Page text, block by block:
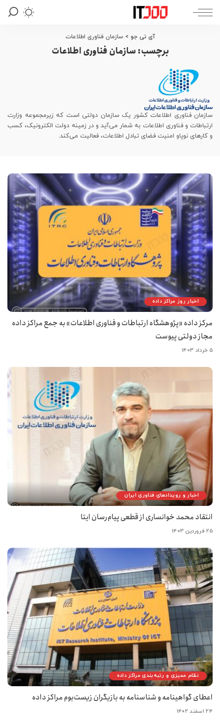
آی تی جو >سازمان فناوری اطلاعات
برچسب:سازمان فناوری اطلاعات
سازمان فناوری اطلاعات کشور یک سازمان دولتی است که زیرمجموعه وزارت
ارتباطات و فناوری اطلاعات به شمار می‌آید و در زمینه دولت الکترونیک، کسب
و کارهای نوپاو امنیت فضای تبادل اطلاعات، فعالیت می‌کند.
اخبار روز مراکز داده
مرکز داده «پژوهشگاه ارتباطات و فناوری اطلاعات» به جمع مراکز داده
مجاز دولتی پیوست
۵ خرداد ۱۴۰۳
اخبار و رویدادهای فناوری ایران
انتقاد محمد خوانساری از قطعی پیام‌رسان ایتا
۲۵ فروردین ۱۴۰۳
نظام ممیزی و رتبه‌بندی مراکز داده
اعطای گواهینامه و شناسنامه به بازیگران زیست‌بوم مراکز داده
۲۴ اسفند ۱۴۰۲